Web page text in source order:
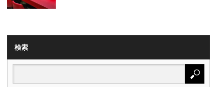
検索